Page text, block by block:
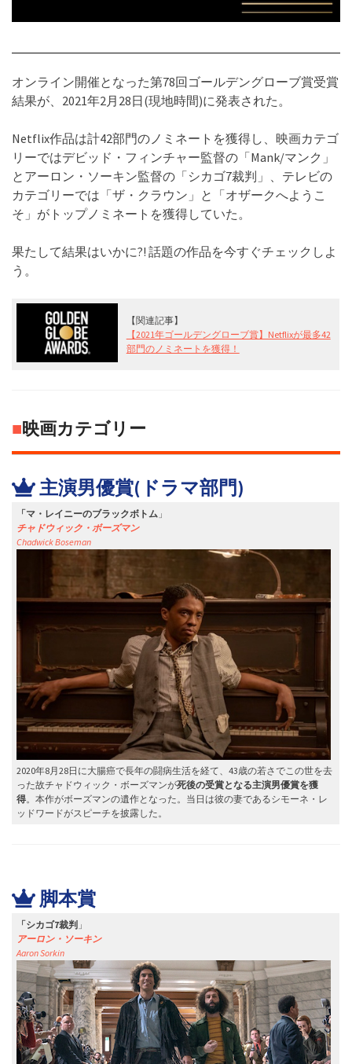
オンライン開催となった第78回ゴールデングローブ賞受賞
結果が、2021年2月28日(現地時間)に発表された。
Netflix作品は計42部門のノミネートを獲得し、映画カテゴ
リーではデビッド・フィンチャー監督の「Mank/マンク」
とアーロン・ソーキン監督の「シカゴ7裁判」、テレビの
カテゴリーでは「ザ・クラウン」と「オザークへようこ
そ」がトップノミネートを獲得していた。
果たして結果はいかに?! 話題の作品を今すぐチェックしよ
う。
【関連記事】
【2021年ゴールデングローブ賞】Netflixが最多42
部門のノミネートを獲得！
■映画カテゴリー
主演男優賞(ドラマ部門)
「マ・レイニーのブラックボトム」
チャドウィック・ボーズマン
Chadwick Boseman
2020年8月28日に大腸癌で長年の闘病生活を経て、43歳の若さでこの世を去
った故チャドウィック・ボーズマンが死後の受賞となる主演男優賞を獲
得。本作がボーズマンの遺作となった。当日は彼の妻であるシモーネ・レ
ッドワードがスピーチを披露した。
脚本賞
「シカゴ7裁判 」
アーロン・ソーキン
AaronSorkin